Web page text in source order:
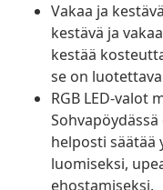
Vakaa ja
kestävä ja
kestää
se on
RGB LED-valot
helposti säätää
luomiseksi,
ehostamiseksi.